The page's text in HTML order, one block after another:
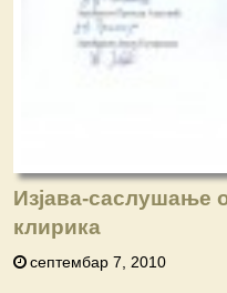
Изјава-саслушање
клирика
септембар 7, 2010